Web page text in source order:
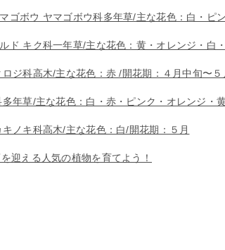
ゴボウ ヤマゴボウ科多年草/主な花色：白・ピ
ド キク科一年草/主な花色：黄・オレンジ・白
ロジ科高木/主な花色：赤 /開花期：４月中旬〜５
多年草/主な花色：白・赤・ピンク・オレンジ・
ノキ科高木/主な花色：白/開花期：５月
迎える人気の植物を育てよう！